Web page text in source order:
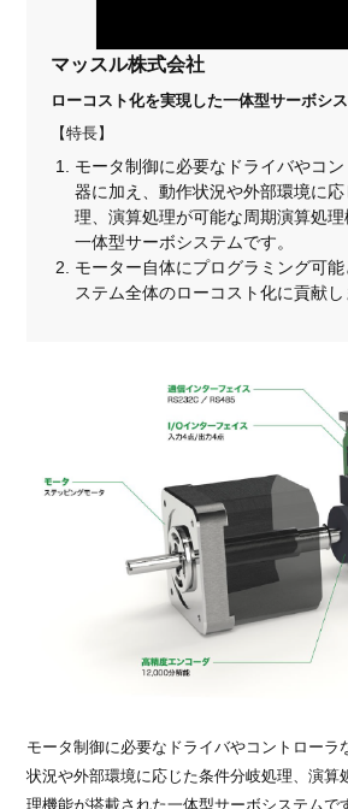
マッスル株式会社
ローコスト化を実現した一体型サーボシ
【特長】
モータ制御に必要なドライバやコ
器に加え、動作状況や外部環境に
理、演算処理が可能な周期演算処
一体型サーボシステムです。
モーター自体にプログラミング可
ステム全体のローコスト化に貢献し
モータ制御に必要なドライバやコントローラ
状況や外部環境に応じた条件分岐処理、演算
理機能が搭載された一体型サーボシステムで